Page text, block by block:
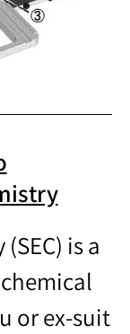
is a
or ex-suit